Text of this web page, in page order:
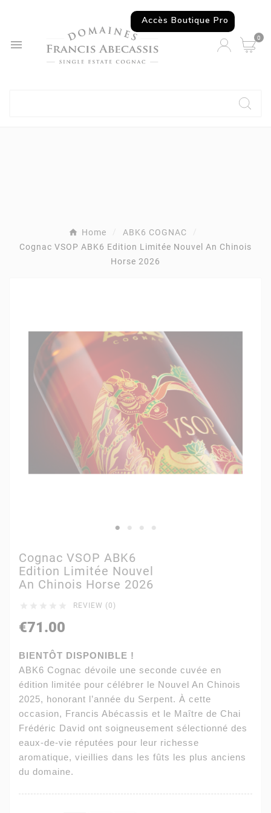
 0
Home
ABK6 COGNAC
Cognac VSOP ABK6 Edition Limitée Nouvel An Chinois
Horse 2026
Cognac VSOP ABK6
Edition Limitée Nouvel
An Chinois Horse 2026
REVIEW (0)
€71.00
BIENTÔT DISPONIBLE !
ABK6 Cognac dévoile une seconde cuvée en
édition limitée pour célébrer le Nouvel An Chinois
2025, honorant l’année du Serpent. À cette
occasion, Francis Abécassis et le Maître de Chai
Frédéric David ont soigneusement sélectionné des
eaux-de-vie réputées pour leur richesse
aromatique, vieillies dans les fûts les plus anciens
du domaine.
Accès Boutique Pro